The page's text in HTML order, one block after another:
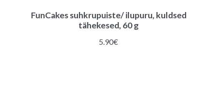
FunCakes suhkrupuiste/ ilupuru, kuldsed
tähekesed, 60 g
5.90€